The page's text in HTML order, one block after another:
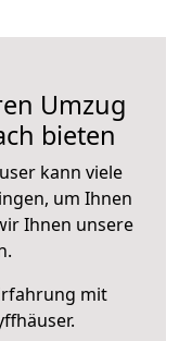
Umzug
bieten
kann viele
um Ihnen
Ihnen unsere
mit
.